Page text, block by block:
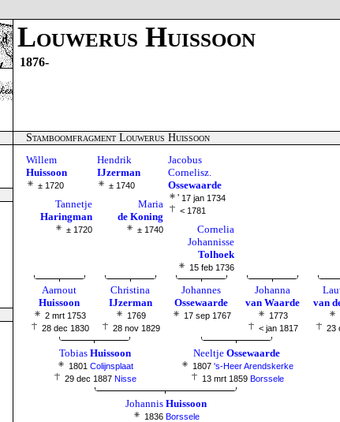
Louwerus Huissoon
1876-
Stamboomfragment Louwerus Huissoon
Willem
Huissoon
± 1720
Tannetje
Haringman
± 1720
Hendrik
IJzerman
± 1740
Maria
de Koning
± 1740
Jacobus
Cornelisz.
Ossewaarde
' 17 jan 1734
< 1781
Cornelia
Johannisse
Tolhoek
15 feb 1736
Aarnout
Huissoon
2 mrt 1753
28 dec 1830
Christina
IJzerman
1769
28 nov 1829
Johannes
Ossewaarde
17 sep 1767
Johanna
van Waarde
1773
< jan 1817
van
23
Tobias Huissoon
1801 Colijnsplaat
29 dec 1887 Nisse
Neeltje Ossewaarde
1807 's-Heer Arendskerke
13 mrt 1859 Borssele
Johannis Huissoon
1836 Borssele